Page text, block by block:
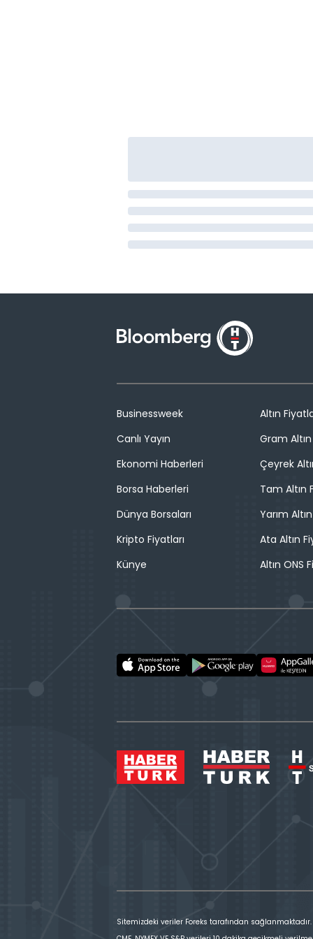
Businessweek
Canlı Yayın
Ekonomi Haberleri
Borsa Haberleri
Dünya Borsaları
Kripto Fiyatları
Künye
Altın
Gram Altın
Çeyrek
Tam Altın
Yarım
Ata Altın
Altın ONS
Sitemizdeki veriler Foreks tarafından sağlanmaktadır.